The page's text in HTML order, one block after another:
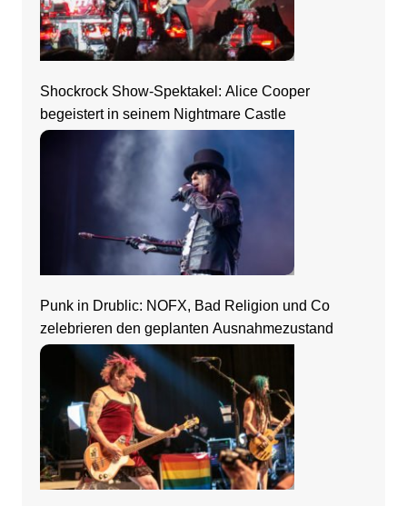
Shockrock Show-Spektakel: Alice Cooper
begeistert in seinem Nightmare Castle
Punk in Drublic: NOFX, Bad Religion und Co
zelebrieren den geplanten Ausnahmezustand